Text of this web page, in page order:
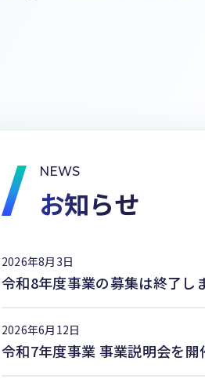
NEWS
お知らせ
2026年8月3日
令和8年度事業の募集は終了し
2026年6月12日
令和7年度事業 事業説明会を